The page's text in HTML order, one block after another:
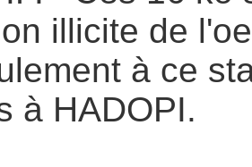
illicite de
à ce
à HADOPI.